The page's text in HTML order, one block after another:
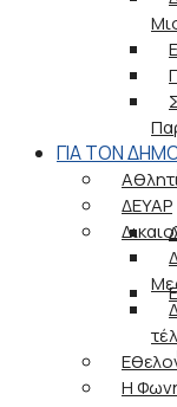
ΓΙΑ ΤΟΝ
ΔΕΥΑΡ
Η